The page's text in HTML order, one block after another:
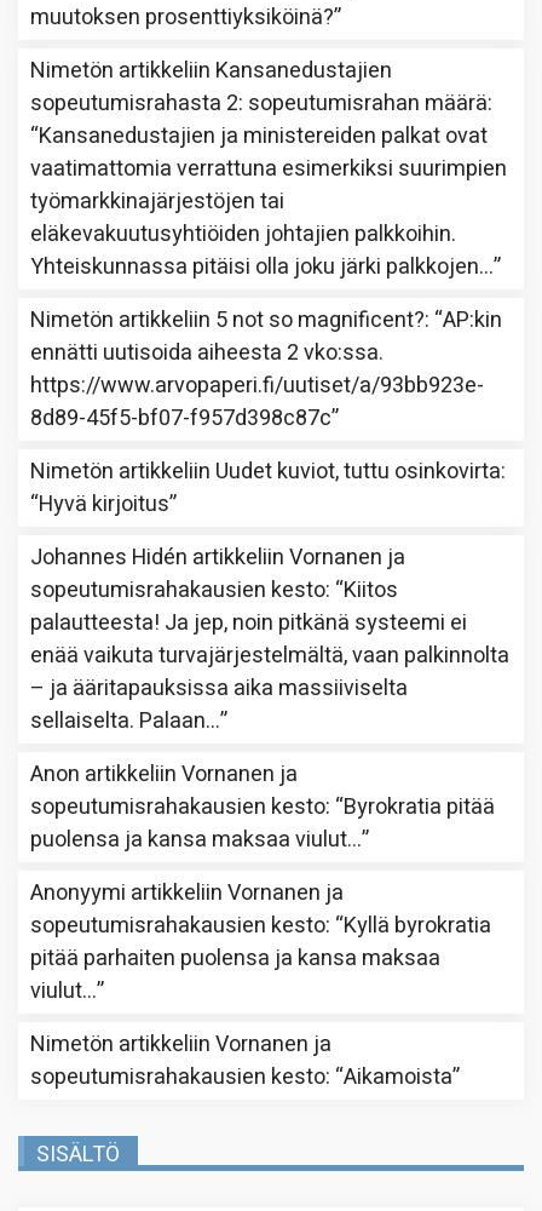
muutoksen prosenttiyksiköinä?”
Nimetön artikkeliin Kansanedustajien
sopeutumisrahasta 2: sopeutumisrahan määrä:
“Kansanedustajien ja ministereiden palkat ovat
vaatimattomia verrattuna esimerkiksi suurimpien
työmarkkinajärjestöjen tai
eläkevakuutusyhtiöiden johtajien palkkoihin.
Yhteiskunnassa pitäisi olla joku järki palkkojen…”
Nimetön artikkeliin 5 not so magnificent?: “AP:kin
ennätti uutisoida aiheesta 2 vko:ssa.
https://www.arvopaperi.fi/uutiset/a/93bb923e-
8d89-45f5-bf07-f957d398c87c”
Nimetön artikkeliin Uudet kuviot, tuttu osinkovirta:
“Hyvä kirjoitus”
Johannes Hidén artikkeliinVornanen ja
sopeutumisrahakausien kesto: “Kiitos
palautteesta! Ja jep, noin pitkänä systeemi ei
enää vaikuta turvajärjestelmältä, vaan palkinnolta
– ja ääritapauksissa aika massiiviselta
sellaiselta. Palaan…”
Anon artikkeliinVornanen ja
sopeutumisrahakausien kesto: “Byrokratia pitää
puolensa ja kansa maksaa viulut…”
Anonyymi artikkeliinVornanen ja
sopeutumisrahakausien kesto: “Kyllä byrokratia
pitää parhaiten puolensa ja kansa maksaa
viulut…”
Nimetön artikkeliinVornanen ja
sopeutumisrahakausien kesto: “Aikamoista”
SISÄLTÖ